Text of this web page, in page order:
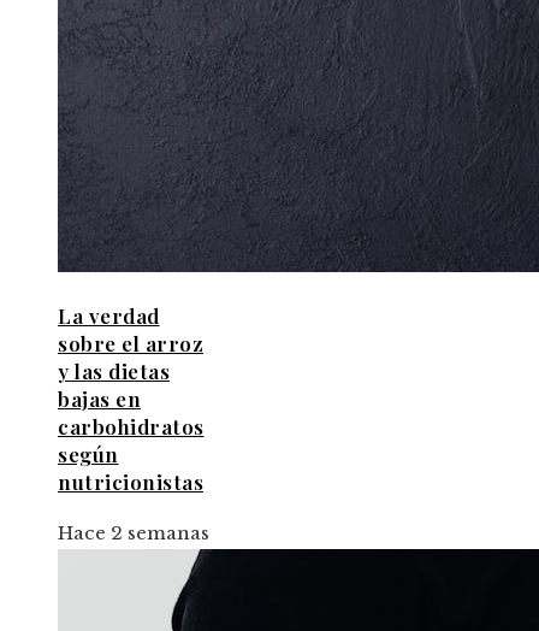
La verdad
sobre el arroz
y las dietas
bajas en
carbohidratos
según
nutricionistas
Hace 2 semanas